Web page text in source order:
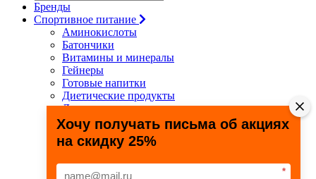
Бренды
Спортивное питание
Аминокислоты
Батончики
Витамины и минералы
Гейнеры
Готовые напитки
Диетические продукты
Для связок и суставов
Жиросжигатели
Здоровье и долголетие
Креатин
Специальные препараты
Хочу получать письма об акциях
на скидку 25%
*